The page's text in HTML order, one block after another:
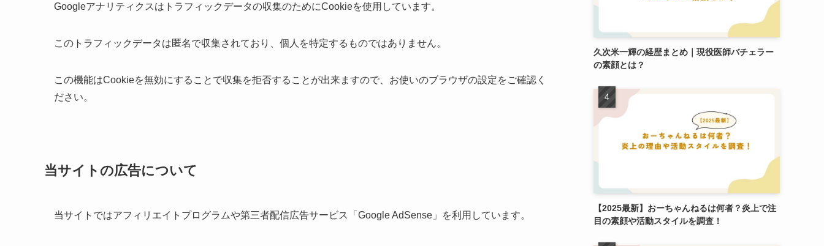
Googleアナリティクスはトラフィックデータの収集のためにCookieを使用しています。
このトラフィックデータは匿名で収集されており、個人を特定するものではありません。
この機能はCookieを無効にすることで収集を拒否することが出来ますので、お使いのブラウザの設定をご確認く
ださい。
当サイトの広告について
当サイトではアフィリエイトプログラムや第三者配信広告サービス「Google AdSense」を利用しています。
久次米一輝の経歴まとめ｜現役医師バチェラー
の素顔とは？
【2025最新】おーちゃんねるは何者？炎上で注
目の素顔や活動スタイルを調査！